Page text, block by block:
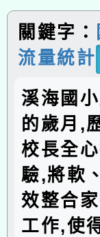
關鍵字：
流量統計
溪海國
的歲月,
校長全
驗,將軟
效整合
工作,使